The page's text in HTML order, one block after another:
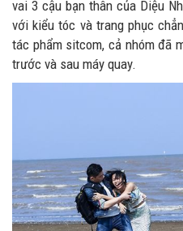
vai 3 cậu bạn thân của Diệu
với kiểu tóc và trang phục
tác phẩm sitcom, cả nhóm đã
trước và sau máy quay.